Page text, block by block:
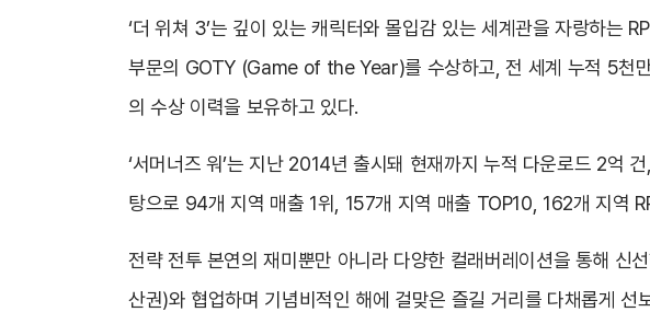
‘더 위쳐 3’는 깊이 있는 캐릭터와 몰입감 있는 세계관을 자랑하는
부문의 GOTY (Game of the Year)를 수상하고, 전 세계 누적 5천
의 수상 이력을 보유하고 있다.
‘서머너즈 워’는 지난 2014년 출시돼 현재까지 누적 다운로드 2억
탕으로 94개 지역 매출 1위, 157개 지역 매출 TOP10, 162개 지역
전략 전투 본연의 재미뿐만 아니라 다양한 컬래버레이션을 통해 신
산권)와 협업하며 기념비적인 해에 걸맞은 즐길 거리를 다채롭게 선